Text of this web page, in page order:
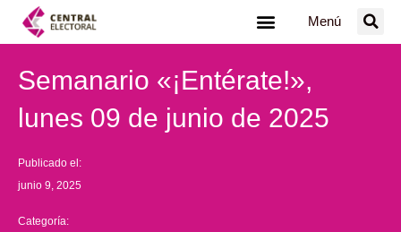
Menú
Semanario «¡Entérate!»,
lunes 09 de junio de 2025
Publicado el:
junio 9, 2025
Categoría: